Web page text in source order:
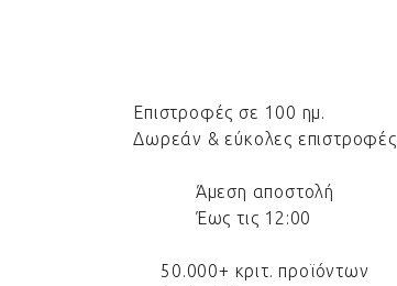
Επιστροφές σε 100 ημ.
Δωρεάν & εύκολες επιστροφές
Άμεση αποστολή
Έως τις 12:00
50.000+ κριτ. προϊόντων